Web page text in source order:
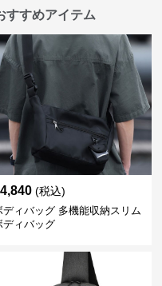
すすめアイテム
4,840 (税込)
ディバッグ 多機能収納スリム
ディバッグ